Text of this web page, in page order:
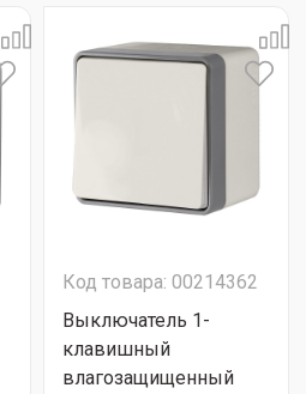
Код товара: 00214362
Выключатель 1-
клавишный
влагозащищенный